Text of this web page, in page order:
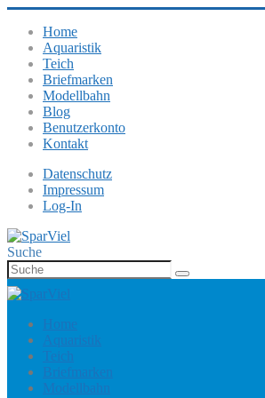
Home
Aquaristik
Teich
Briefmarken
Modellbahn
Blog
Benutzerkonto
Kontakt
Datenschutz
Impressum
Log-In
Suche
Home
Aquaristik
Teich
Briefmarken
Modellbahn